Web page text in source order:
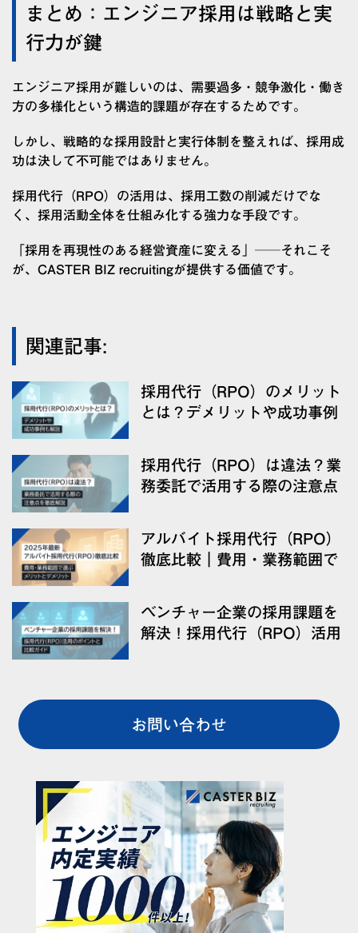
まとめ：エンジニア採用は戦略と実
行力が鍵
エンジニア採用が難しいのは、需要過多・競争激化・働き
方の多様化という構造的課題が存在するためです。
しかし、戦略的な採用設計と実行体制を整えれば、採用成
功は決して不可能ではありません。
採用代行（RPO）の活用は、採用工数の削減だけでな
く、採用活動全体を仕組み化する強力な手段です。
「採用を再現性のある経営資産に変える」──それこそ
が、CASTER BIZ recruitingが提供する価値です。
関連記事:
採用代行（RPO）のメリット
とは？デメリットや成功事例
採用代行（RPO）は違法？業
務委託で活用する際の注意点
アルバイト採用代行（RPO）
徹底比較｜費用・業務範囲で
ベンチャー企業の採用課題を
解決！採用代行（RPO）活用
お問い合わせ